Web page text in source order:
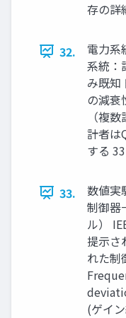
存の詳
32.
電力系
系統：
み既知
の減衰
（複
計者は
する 33
33.
数値実
制御器
ル）
提示さ
れた制
(ゲイ